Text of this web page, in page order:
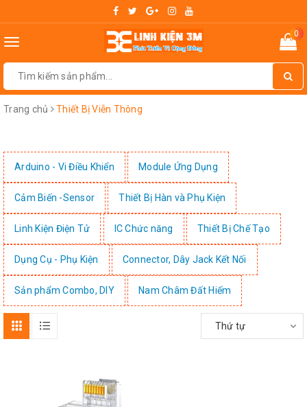
Toggle
0
Trang chủ Thiết Bị Viễn Thông
Arduino - Vi Điều Khiển Module Ứng Dụng
Cảm Biến -Sensor Thiết Bị Hàn và Phụ Kiện
Linh Kiện Điện Tử IC Chức năng Thiết Bị Chế Tạo
Dụng Cụ - Phụ Kiện Connector, Dây Jack Kết Nối
Sản phẩm Combo, DIY Nam Châm Đất Hiếm
Thứ tự